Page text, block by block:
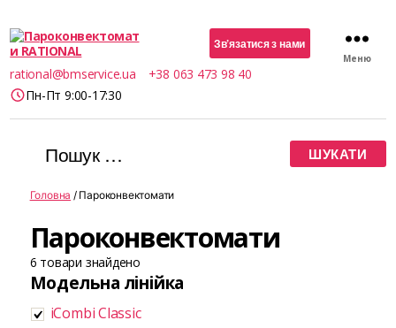
Пароконвектомати
RATIONAL
Зв’язатися з нами
rational@bmservice.ua
+38 063 473 98 40
Пн-Пт 9:00-17:30
Меню
Шукати:
Головна / Пароконвектомати
Пароконвектомати
6 товари знайдено
Модельна лінійка
iCombi Classic